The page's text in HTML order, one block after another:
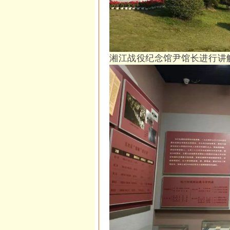
湘江战役纪念馆尹馆长进行讲